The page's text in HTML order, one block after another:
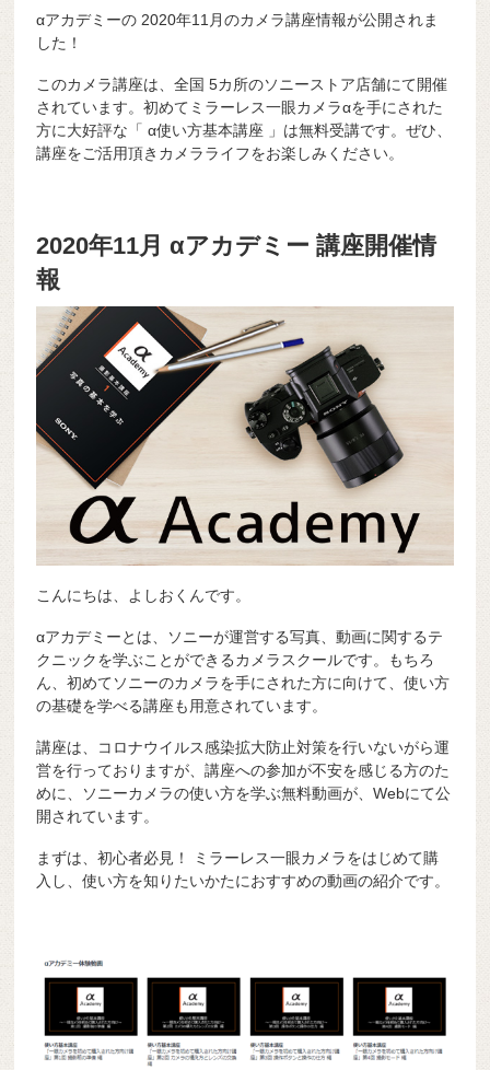
αアカデミーの 2020年11月のカメラ講座情報が公開されま
した！
このカメラ講座は、全国 5カ所のソニーストア店舗にて開催
されています。初めてミラーレス一眼カメラαを手にされた
方に大好評な「 α使い方基本講座 」は無料受講です。ぜひ、
講座をご活用頂きカメラライフをお楽しみください。
2020年11月 αアカデミー 講座開催情
報
こんにちは、よしおくんです。
αアカデミーとは、ソニーが運営する写真、動画に関するテ
クニックを学ぶことができるカメラスクールです。もちろ
ん、初めてソニーのカメラを手にされた方に向けて、使い方
の基礎を学べる講座も用意されています。
講座は、コロナウイルス感染拡大防止対策を行いないがら運
営を行っておりますが、講座への参加が不安を感じる方のた
めに、ソニーカメラの使い方を学ぶ無料動画が、Webにて公
開されています。
まずは、初心者必見！ ミラーレス一眼カメラをはじめて購
入し、使い方を知りたいかたにおすすめの動画の紹介です。